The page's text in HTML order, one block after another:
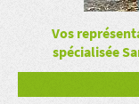
Vos
spécialisée